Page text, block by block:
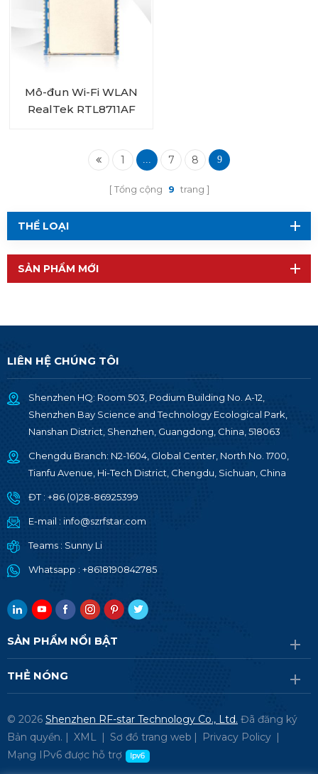
Mô-đun Wi-Fi WLAN
RealTek RTL8711AF
1 ... 7 8 9
Tổng cộng 9 trang
THỂ LOẠI
SẢN PHẨM MỚI
LIÊN HỆ CHÚNG TÔI
Shenzhen HQ: Room 503, Podium Building No. A-12,
Shenzhen Bay Science and Technology Ecological Park,
Nanshan District, Shenzhen, Guangdong, China, 518063
Chengdu Branch: N2-1604, Global Center, North No. 1700,
Tianfu Avenue, Hi-Tech District, Chengdu, Sichuan, China
ĐT : +86 (0)28-86925399
E-mail : info@szrfstar.com
Teams : Sunny Li
Whatsapp : +8618190842785
SẢN PHẨM NỔI BẬT
THẺ NÓNG
© 2026 Shenzhen RF-star Technology Co., Ltd. Đã đăng ký
Bản quyền. | XML | Sơ đồ trang web | Privacy Policy |
Mạng IPv6 được hỗ trợ